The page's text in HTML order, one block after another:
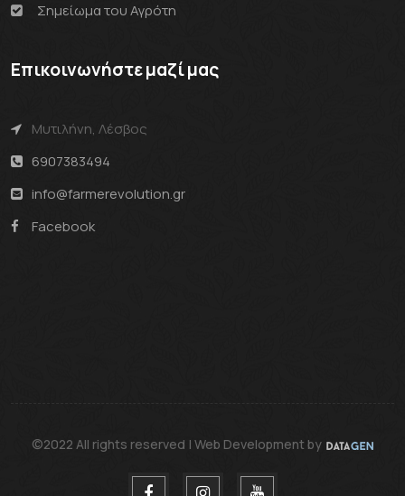
Σημείωμα του Αγρότη
Επικοινωνήστε μαζί μας
Μυτιλήνη, Λέσβος
6907383494
info@farmerevolution.gr
Facebook
©2022 All rights reserved | Web Development by